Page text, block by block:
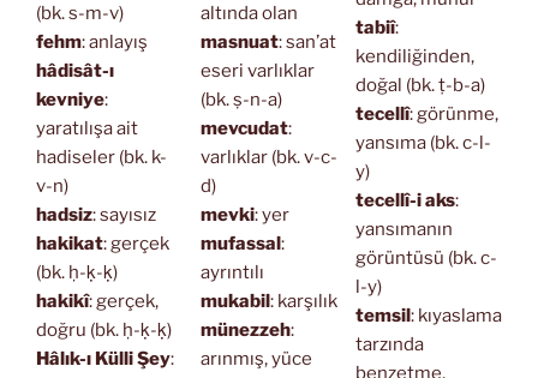
(bk. s-m-v)
fehm: anlayış
hâdisât-ı
kevniye:
yaratılışa ait
hadiseler (bk. k-
v-n)
hadsiz: sayısız
hakikat: gerçek
(bk. ḥ-ḳ-ḳ)
hakikî: gerçek,
doğru (bk. ḥ-ḳ-ḳ)
Hâlık-ı Külli Şey:
altında olan
masnuat: san’at
eseri varlıklar
(bk. ṣ-n-a)
mevcudat:
varlıklar (bk. v-c-
d)
mevki: yer
mufassal:
ayrıntılı
mukabil: karşılık
münezzeh:
arınmış, yüce
tabiî:
kendiliğinden,
doğal (bk. ṭ-b-a)
tecellî: görünme,
yansıma (bk. c-l-
y)
tecellî-i aks:
yansımanın
görüntüsü (bk. c-
l-y)
temsil: kıyaslama
tarzında
benzetme,